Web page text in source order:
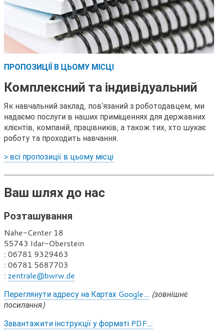
ПРОПОЗИЦІЇ В ЦЬОМУ МІСЦІ
Комплексний та індивідуальний
Як навчальний заклад, пов'язаний з роботодавцем, ми
надаємо послуги в наших приміщеннях для державних
клієнтів, компаній, працівників, а також тих, хто шукає
роботу та проходить навчання.
> всі пропозиції в цьому місці
Ваш шлях до нас
Розташування
Nahe-Center 18
55743 Idar-Oberstein
Т
е
л
ф
о
н
: 06781 9329463
Ф
а
с
: 06781 5687703
Е
е
к
т
р
: zentrale@bwrw.de
Переглянути адресу на Картах Google... (зовнішнє
посилання)
Завантажити інструкції у форматі PDF...